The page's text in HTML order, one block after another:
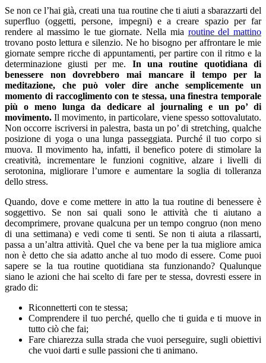
Se non ce l’hai già, creati una tua routine che ti aiuti a sbarazzarti del
superfluo (oggetti, persone, impegni) e a creare spazio per far
rendere al massimo le tue giornate. Nella mia routine del mattino
trovano posto lettura e silenzio. Ne ho bisogno per affrontare le mie
giornate sempre ricche di appuntamenti, per partire con il ritmo e la
determinazione giusti per me. In una routine quotidiana di
benessere non dovrebbero mai mancare il tempo per la
meditazione, che può voler dire anche semplicemente un
momento di raccoglimento con te stessa, una finestra temporale
più o meno lunga da dedicare al journaling e un po’ di
movimento. Il movimento, in particolare, viene spesso sottovalutato.
Non occorre iscriversi in palestra, basta un po’ di stretching, qualche
posizione di yoga o una lunga passeggiata. Purché il tuo corpo si
muova. Il movimento ha, infatti, il benefico potere di stimolare la
creatività, incrementare le funzioni cognitive, alzare i livelli di
serotonina, migliorare l’umore e aumentare la soglia di tolleranza
dello stress.
Quando, dove e come mettere in atto la tua routine di benessere è
soggettivo. Se non sai quali sono le attività che ti aiutano a
decomprimere, provane qualcuna per un tempo congruo (non meno
di una settimana) e vedi come ti senti. Se non ti aiuta a rilassarti,
passa a un’altra attività. Quel che va bene per la tua migliore amica
non è detto che sia adatto anche al tuo modo di essere. Come puoi
sapere se la tua routine quotidiana sta funzionando? Qualunque
siano le azioni che hai scelto di fare per te stessa, dovresti essere in
grado di:
Riconnetterti con te stessa;
Comprendere il tuo perché, quello che ti guida e ti muove in
tutto ciò che fai;
Fare chiarezza sulla strada che vuoi perseguire, sugli obiettivi
che vuoi darti e sulle passioni che ti animano.